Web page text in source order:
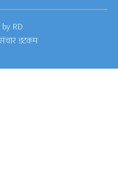
byRD
संचार डटकम